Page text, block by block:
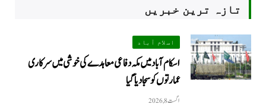
تازہ ترین خبریں
اسلام آباد
اسکام آباد میں مکہ دفاعی معاہدے کی خوشی میں سرکاری
عمارتوں کو سجا دیا گیا
اگست 8, 2026